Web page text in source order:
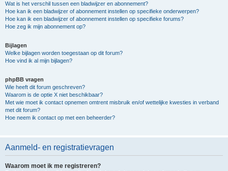
Wat is het verschil tussen een bladwijzer en abonnement?
Hoe kan ik een bladwijzer of abonnement instellen op specifieke onderwerpen?
Hoe kan ik een bladwijzer of abonnement instellen op specifieke forums?
Hoe zeg ik mijn abonnement op?
Bijlagen
Welke bijlagen worden toegestaan op dit forum?
Hoe vind ik al mijn bijlagen?
phpBB vragen
Wie heeft dit forum geschreven?
Waarom is de optie X niet beschikbaar?
Met wie moet ik contact opnemen omtrent misbruik en/of wettelijke kwesties in verband
met dit forum?
Hoe neem ik contact op met een beheerder?
Aanmeld- en registratievragen
Waarom moet ik me registreren?